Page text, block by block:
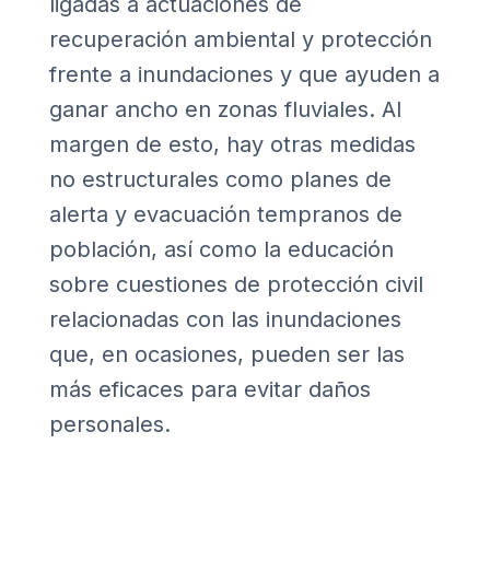
recuperación ambiental y protección
frente a inundaciones y que ayuden a
ganar ancho en zonas fluviales. Al
margen de esto, hay otras medidas
no estructurales como planes de
alerta y evacuación tempranos de
población, así como la educación
sobre cuestiones de protección civil
relacionadas con las inundaciones
que, en ocasiones, pueden ser las
más eficaces para evitar daños
personales.